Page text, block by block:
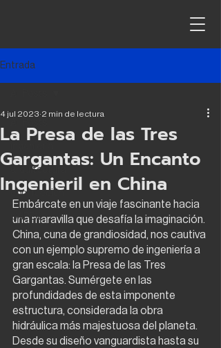
Entrada
arquitectura
contrucción
CAPEX
La Presa de las Tres
Gargantas: Un Encanto
Ingenieril en China
4 jul 2023 2 min de lectura
Embárcate en un viaje fascinante hacia
una maravilla que desafía la imaginación.
China, cuna de grandiosidad, nos cautiva
con un ejemplo supremo de ingeniería a
gran escala: la Presa de las Tres
Gargantas. Sumérgete en las
profundidades de esta imponente
estructura, considerada la obra
hidráulica más majestuosa del planeta.
Desde su diseño vanguardista hasta su